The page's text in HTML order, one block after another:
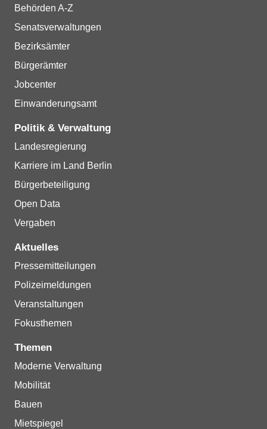
Behörden A-Z
Senatsverwaltungen
Bezirksämter
Bürgerämter
Jobcenter
Einwanderungsamt
Politik & Verwaltung
Landesregierung
Karriere im Land Berlin
Bürgerbeteiligung
Open Data
Vergaben
Aktuelles
Pressemitteilungen
Polizeimeldungen
Veranstaltungen
Fokusthemen
Themen
Moderne Verwaltung
Mobilität
Bauen
Mietspiegel